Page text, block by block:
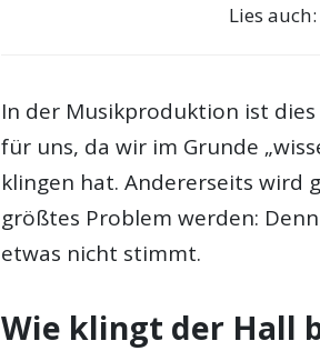
Lies auch:
In der Musikproduktion ist
für uns, da wir im Grunde
klingen hat. Andererseits wird
größtes Problem werden:
etwas nicht stimmt.
Wie klingt der Hall